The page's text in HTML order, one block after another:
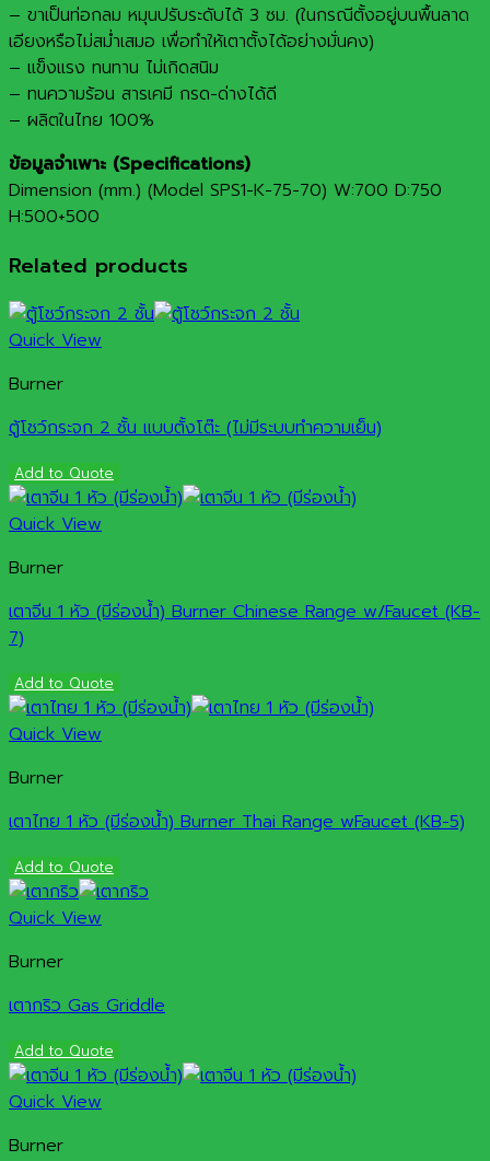
– ขาเป็นท่อกลม หมุนปรับระดับได้ 3 ซม. (ในกรณีตั้งอยู่บนพื้นลาด
เอียงหรือไม่สม่ำเสมอ เพื่อทำให้เตาตั้งได้อย่างมั่นคง)
– แข็งแรง ทนทาน ไม่เกิดสนิม
– ทนความร้อน สารเคมี กรด-ด่างได้ดี
– ผลิตในไทย 100%
ข้อมูลจำเพาะ (Specifications)
Dimension (mm.) (Model SPS1-K-75-70) W:700 D:750
H:500+500
Related products
Quick View
Burner
ตู้โชว์กระจก 2 ชั้น แบบตั้งโต๊ะ (ไม่มีระบบทำความเย็น)
Add to Quote
Quick View
Burner
เตาจีน 1 หัว (มีร่องน้ำ) Burner Chinese Range w/Faucet (KB-
7)
Add to Quote
Quick View
Burner
เตาไทย 1 หัว (มีร่องน้ำ) Burner Thai Range wFaucet (KB-5)
Add to Quote
Quick View
Burner
เตากริว Gas Griddle
Add to Quote
Quick View
Burner